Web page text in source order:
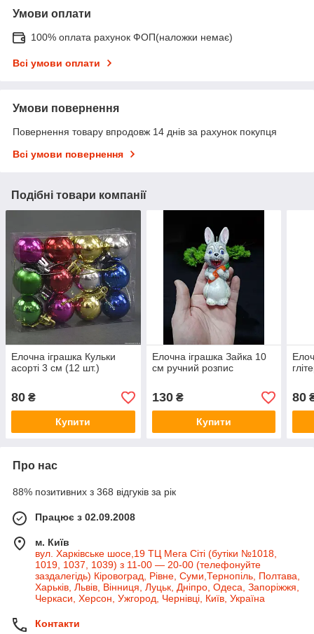
Умови оплати
100% оплата рахунок ФОП(наложки немає)
Всі умови оплати
Умови повернення
Повернення товару впродовж 14 днів за рахунок покупця
Всі умови повернення
Подібні товари компанії
Елочна іграшка Кульки
асорті 3 см (12 шт.)
80 ₴
Купити
Елочна іграшка Зайка 10
см ручний розпис
130₴
Купити
80
Про нас
88% позитивних з 368 відгуків за рік
Працює з 02.09.2008
м. Київ
вул. Харківське шосе,19 ТЦ Мега Сіті (бутіки №1018,
1019, 1037, 1039) з 11-00 — 20-00 (телефонуйте
заздалегідь) Кіровоград, Рівне, Суми,Тернопіль, Полтава,
Харьків, Львів, Вінниця, Луцьк, Дніпро, Одеса, Запоріжжя,
Черкаси, Херсон, Ужгород, Чернівці, Київ, Україна
Контакти